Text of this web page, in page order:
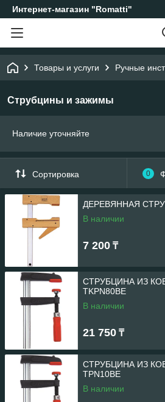
Интернет-магазин "Romatti"
Товары и услуги Ручные
Струбцины и зажимы
Наличие уточняйте
Сортировка 0
ДЕРЕВЯННАЯ
В наличии
7 200 ₸
СТРУБЦИНА ИЗ
TKPN80BE
В наличии
21 750 ₸
СТРУБЦИНА ИЗ
TPN10BE
В наличии